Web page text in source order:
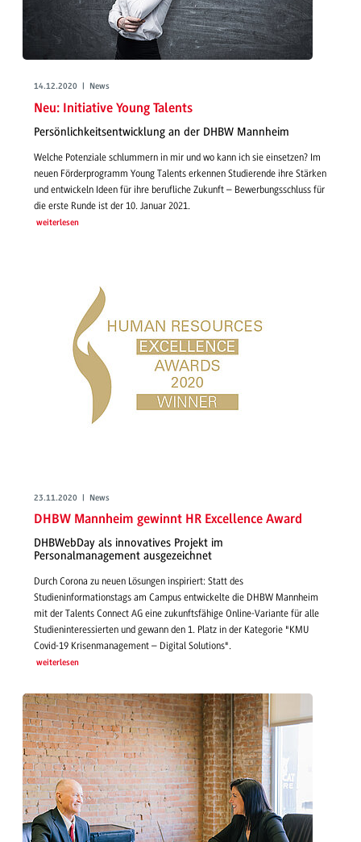
14.12.2020 | News
Neu: Initiative Young Talents
Persönlichkeitsentwicklung an der DHBW Mannheim
Welche Potenziale schlummern in mir und wo kann ich sie einsetzen? Im
neuen Förderprogramm Young Talents erkennen Studierende ihre Stärken
und entwickeln Ideen für ihre berufliche Zukunft – Bewerbungsschluss für
die erste Runde ist der 10. Januar 2021.
weiterlesen
23.11.2020 | News
DHBW Mannheim gewinnt HR Excellence Award
DHBWebDay als innovatives Projekt im
Personalmanagement ausgezeichnet
Durch Corona zu neuen Lösungen inspiriert: Statt des
Studieninformationstags am Campus entwickelte die DHBW Mannheim
mit der Talents Connect AG eine zukunftsfähige Online-Variante für alle
Studieninteressierten und gewann den 1. Platz in der Kategorie "KMU
Covid-19 Krisenmanagement – Digital Solutions".
weiterlesen